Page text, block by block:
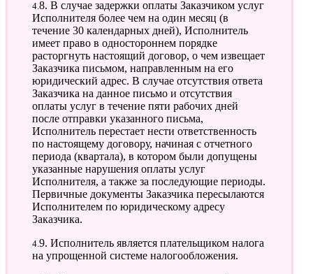
4.8. В случае задержки оплаты Заказчиком услуг
Исполнителя более чем на один месяц (в
течение 30 календарных дней), Исполнитель
имеет право в одностороннем порядке
расторгнуть настоящий договор, о чем извещает
Заказчика письмом, направленным на его
юридический адрес. В случае отсутствия ответа
Заказчика на данное письмо и отсутствия
оплаты услуг в течение пяти рабочих дней
после отправки указанного письма,
Исполнитель перестает нести ответственность
по настоящему договору, начиная с отчетного
периода (квартала), в котором были допущены
указанные нарушения оплаты услуг
Исполнителя, а также за последующие периоды.
Первичные документы Заказчика пересылаются
Исполнителем по юридическому адресу
Заказчика.
4.9. Исполнитель является плательщиком налога
на упрощенной системе налогообложения.